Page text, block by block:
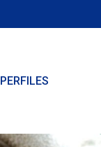
PERFILES